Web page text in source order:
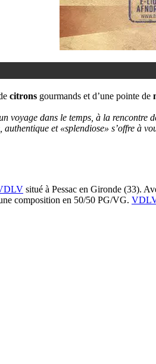
citrons gourmands et d’une pointe de
voyage dans le temps, à la rencontre
et «splendiose» s’offre à
situé à Pessac en Gironde (33).
composition en 50/50 PG/VG.